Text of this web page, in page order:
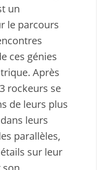
un
le parcours
ces génies
Après
rockeurs se
de leurs plus
leurs
parallèles,
sur leur